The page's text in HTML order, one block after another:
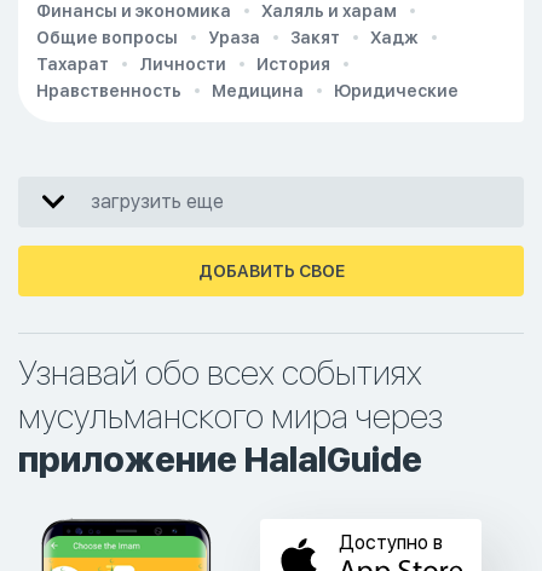
Финансы и экономика
Халяль и харам
Общие вопросы
Ураза Закят
Хадж
Тахарат
Личности
История
Нравственность
Медицина Юридические
загрузить еще
ДОБАВИТЬ СВОЕ
Узнавай обо всех событиях
мусульманского мира через
приложение HalalGuide
Доступно в